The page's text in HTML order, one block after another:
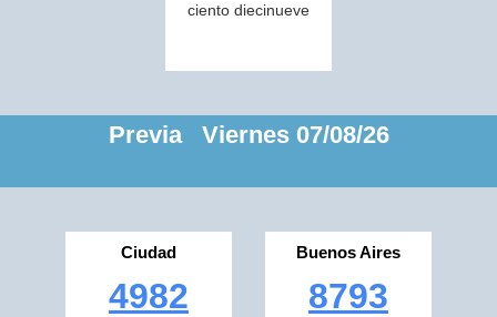
ciento diecinueve
Previa Viernes 07/08/26
Ciudad
4982
Buenos Aires
8793